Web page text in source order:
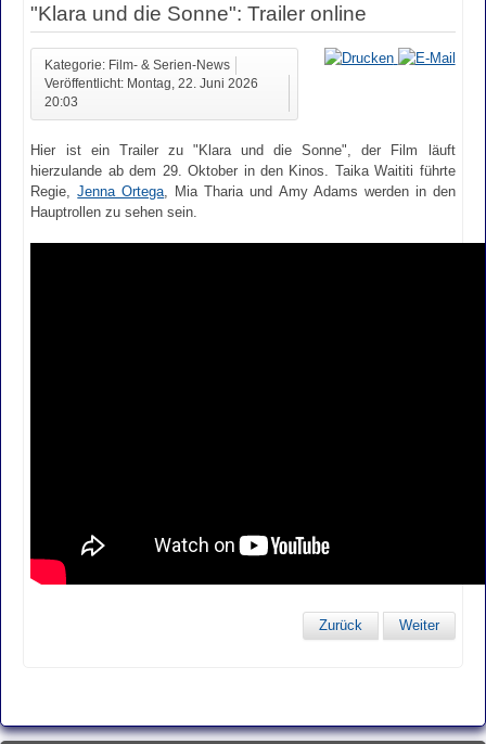
"Klara und die Sonne": Trailer online
Kategorie: Film- & Serien-News
Veröffentlicht: Montag, 22. Juni 2026
20:03
Hier ist ein Trailer zu "Klara und die Sonne", der Film läuft
hierzulande ab dem 29. Oktober in den Kinos. Taika Waititi führte
Regie,Jenna Ortega, Mia Tharia und Amy Adams werden in den
Hauptrollen zu sehen sein.
Zurück Weiter